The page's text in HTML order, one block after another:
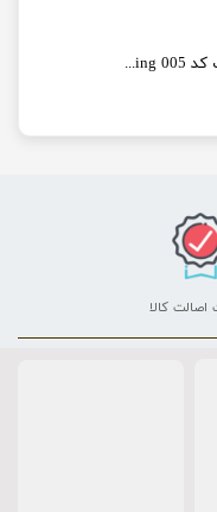
پیکسل ابیگل طرح بازی الدن رینگ کد elden ring 005
اصالت کالا